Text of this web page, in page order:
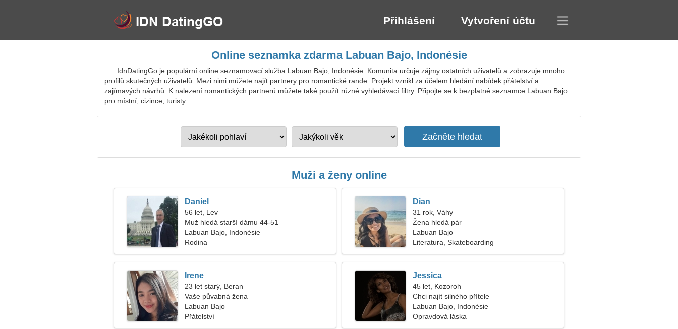
Přihlášení Vytvoření účtu
Online seznamka zdarma Labuan Bajo, Indonésie
IdnDatingGo je populární online seznamovací služba Labuan Bajo, Indonésie. Komunita určuje zájmy ostatních uživatelů a zobrazuje mnoho
profilů skutečných uživatelů. Mezi nimi můžete najít partnery pro romantické rande. Projekt vznikl za účelem hledání nabídek přátelství a
zajímavých návrhů. K nalezení romantických partnerů můžete také použít různé vyhledávací filtry. Připojte se k bezplatné seznamce Labuan Bajo
pro místní, cizince, turisty.
Muži a ženy online
Daniel
56 let, Lev
Muž hledá starší dámu 44-51
Labuan Bajo, Indonésie
Rodina
Dian
31 rok, Váhy
Žena hledá pár
Labuan Bajo
Literatura, Skateboarding
Irene
23 let starý, Beran
Vaše půvabná žena
Labuan Bajo
Přátelství
Jessica
45 let, Kozoroh
Chci najít silného přítele
Labuan Bajo, Indonésie
Opravdová láska